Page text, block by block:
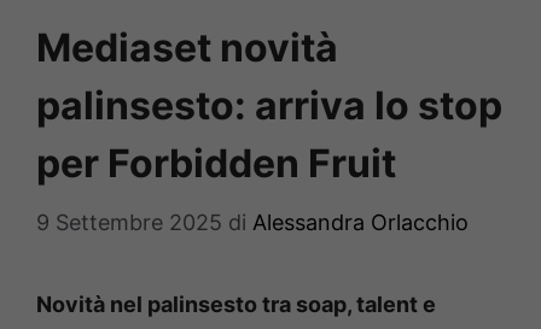
Mediaset novità
palinsesto: arriva lo stop
per Forbidden Fruit
9 Settembre 2025 di Alessandra Orlacchio
Novità nel palinsesto tra soap, talent e